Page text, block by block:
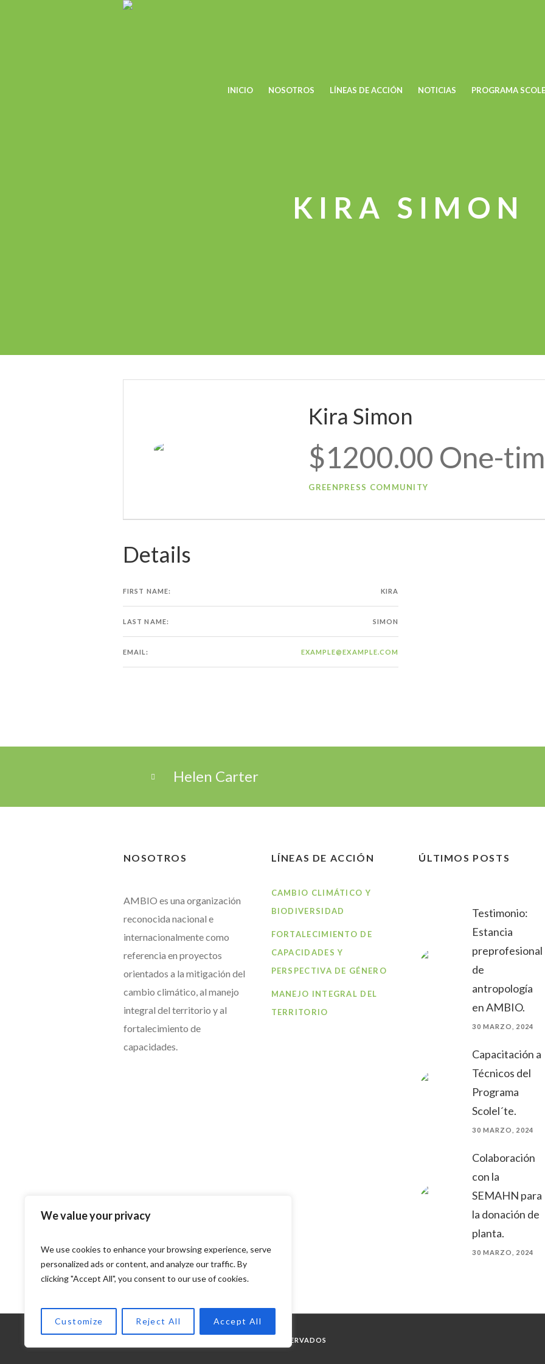
We value your privacy
We use cookies to enhance your browsing experience, serve
personalized ads or content, and analyze our traffic. By
clicking "Accept All", you consent to our use of cookies.
Customize Reject All Accept All
INICIO NOSOTROS LÍNEAS DE ACCIÓN NOTICIAS PROGRAMA
KIRA SIMON
Kira Simon
$1200.00 One-
GREENPRESS COMMUNITY
Details
FIRST NAME: KIRA
LAST NAME: SIMON
EMAIL: EXAMPLE@EXAMPLE.COM
Helen Carter
NOSOTROS
AMBIO es una organización
reconocida nacional e
internacionalmente como
referencia en proyectos
orientados a la mitigación del
cambio climático, al manejo
integral del territorio y al
fortalecimiento de
capacidades.
LÍNEAS DE ACCIÓN
CAMBIO CLIMÁTICO Y
BIODIVERSIDAD
FORTALECIMIENTO DE
CAPACIDADES Y
PERSPECTIVA DE GÉNERO
MANEJO INTEGRAL DEL
TERRITORIO
ÚLTIMOS POSTS
Testimonio:
Estancia
preprofesional
de
antropología
en AMBIO.
30 MARZO, 2024
Capacitación a
Técnicos del
Programa
Scolel´te.
30 MARZO, 2024
Colaboración
con la
SEMAHN para
la donación de
planta.
30 MARZO, 2024
AMBIO © 2023 / TODOS LOS DERECHOS RESERVADOS